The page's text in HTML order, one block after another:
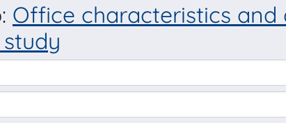
Office characteristics
study